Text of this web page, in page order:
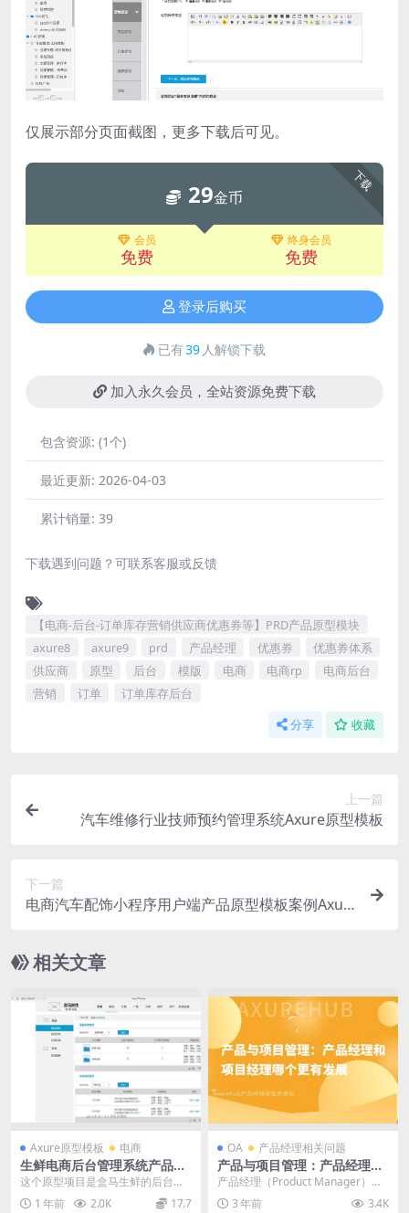
仅展示部分页面截图，更多下载后可见。
下载
29金币
会员
免费
终身会员
免费
登录后购买
已有39 人解锁下载
加入永久会员，全站资源免费下载
包含资源: (1个)
最近更新: 2026-04-03
累计销量: 39
下载遇到问题？可联系客服或反馈
【电商-后台-订单库存营销供应商优惠券等】PRD产品原型模块
axure8
axure9 prd 产品经理 优惠券
优惠券体系
供应商
原型 后台 模版 电商 电商rp
电商后台
营销
订单 订单库存后台
分享 收藏
上一篇
汽车维修行业技师预约管理系统Axure原型模板
下一篇
电商汽车配饰小程序用户端产品原型模板案例Axur
相关文章
Axure原型模板 电商
生鲜电商后台管理系统产品Ax
ure原型案例模板
这个原型项目是盒马生鲜的后台管
理系统，旨在为生鲜电商提供一个
高效的后台管理解决方...
1 年前 2.0K 17.7
OA 产品经理相关问题
产品与项目管理：产品经理和
项目经理哪个更有发展
产品经理（Product Manager）和
项目经理（Project Manag...
3 年前 3.4K